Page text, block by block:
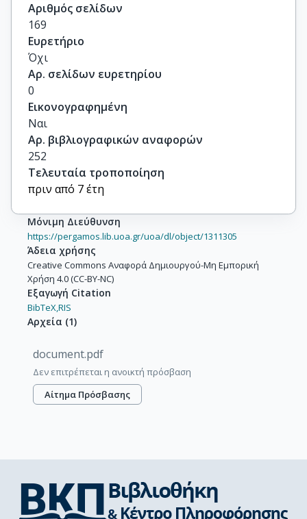
Αριθμός σελίδων
169
Ευρετήριο
Όχι
Αρ. σελίδων ευρετηρίου
0
Εικονογραφημένη
Ναι
Αρ. βιβλιογραφικών αναφορών
252
Τελευταία τροποποίηση
πριν από 7 έτη
Μόνιμη Διεύθυνση
https://pergamos.lib.uoa.gr/uoa/dl/object/1311305
Άδεια χρήσης
Creative Commons Αναφορά Δημιουργού-Μη Εμπορική
Χρήση 4.0 (CC-BY-NC)
Εξαγωγή Citation
BibTeX,RIS
Αρχεία (1)
document.pdf
Δεν επιτρέπεται η ανοικτή πρόσβαση
Αίτημα Πρόσβασης